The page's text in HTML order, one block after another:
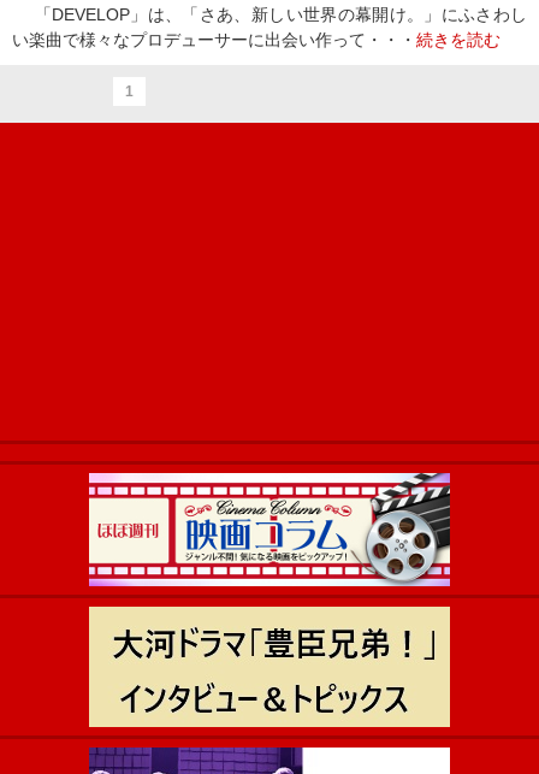
「DEVELOP」は、「さあ、新しい世界の幕開け。」にふさわし
い楽曲で様々なプロデューサーに出会い作って・・・ 続きを読む
1